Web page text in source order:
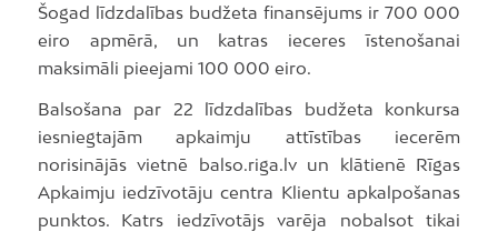
Šogad līdzdalības budžeta finansējums ir 700 000
eiro apmērā, un katras ieceres īstenošanai
maksimāli pieejami 100 000 eiro.
Balsošana par 22 līdzdalības budžeta konkursa
iesniegtajām apkaimju attīstības iecerēm
norisinājās vietnē balso.riga.lv un klātienē Rīgas
Apkaimju iedzīvotāju centra Klientu apkalpošanas
punktos. Katrs iedzīvotājs varēja nobalsot tikai